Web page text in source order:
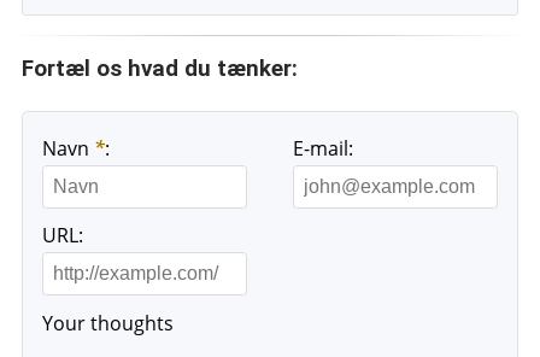
Fortæl os hvad du tænker:
Navn *: E-mail:
URL:
Your thoughts